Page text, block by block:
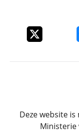
Deel dit item
Deze website
Ministerie